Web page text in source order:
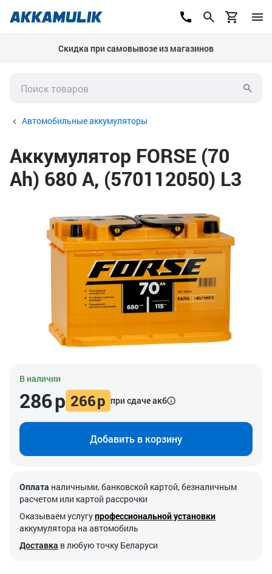
Скидка при самовывозе из магазинов
Автомобильные аккумуляторы
Аккумулятор FORSE (70
Ah) 680 А, (570112050) L3
В наличии
286р 266р при сдаче акб
Добавить в корзину
Оплата наличными, банковской картой, безналичным
расчетом или картой рассрочки
Оказываем услугупрофессиональной установки
аккумулятора на автомобиль
Доставка в любую точку Беларуси